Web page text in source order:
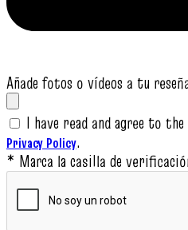
Añade fotos o vídeos a tu
I have read and agree to
Privacy Policy.
* Marca la casilla de